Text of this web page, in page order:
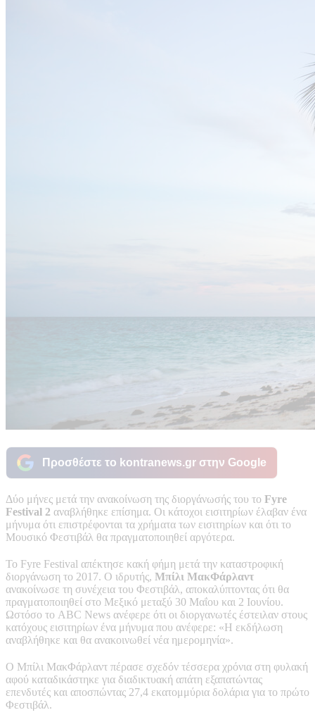
Προσθέστε το kontranews.gr στην Google
Δύο μήνες μετά την ανακοίνωση της διοργάνωσής του το Fyre
Festival 2 αναβλήθηκε επίσημα. Οι κάτοχοι εισιτηρίων έλαβαν ένα
μήνυμα ότι επιστρέφονται τα χρήματα των εισιτηρίων και ότι το
Μουσικό Φεστιβάλ θα πραγματοποιηθεί αργότερα.
Το Fyre Festival απέκτησε κακή φήμη μετά την καταστροφική
διοργάνωση το 2017. Ο ιδρυτής, Μπίλι ΜακΦάρλαντ
ανακοίνωσε τη συνέχεια του Φεστιβάλ, αποκαλύπτοντας ότι θα
πραγματοποιηθεί στο Μεξικό μεταξύ 30 Μαΐου και 2 Ιουνίου.
Ωστόσο το ABC News ανέφερε ότι οι διοργανωτές έστειλαν στους
κατόχους εισιτηρίων ένα μήνυμα που ανέφερε: «Η εκδήλωση
αναβλήθηκε και θα ανακοινωθεί νέα ημερομηνία».
Ο Μπίλι ΜακΦάρλαντ πέρασε σχεδόν τέσσερα χρόνια στη φυλακή
αφού καταδικάστηκε για διαδικτυακή απάτη εξαπατώντας
επενδυτές και αποσπώντας 27,4 εκατομμύρια δολάρια για το πρώτο
Φεστιβάλ.